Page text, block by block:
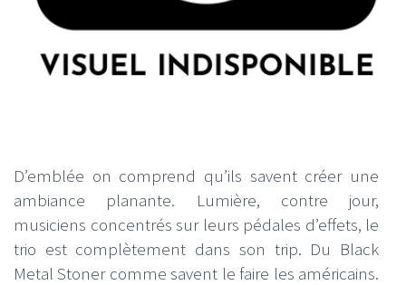
D’emblée on comprend qu’ils savent créer une
ambiance planante. Lumière, contre jour,
musiciens concentrés sur leurs pédales d’effets, le
trio est complètement dans son trip. Du Black
Metal Stoner comme savent le faire les américains.